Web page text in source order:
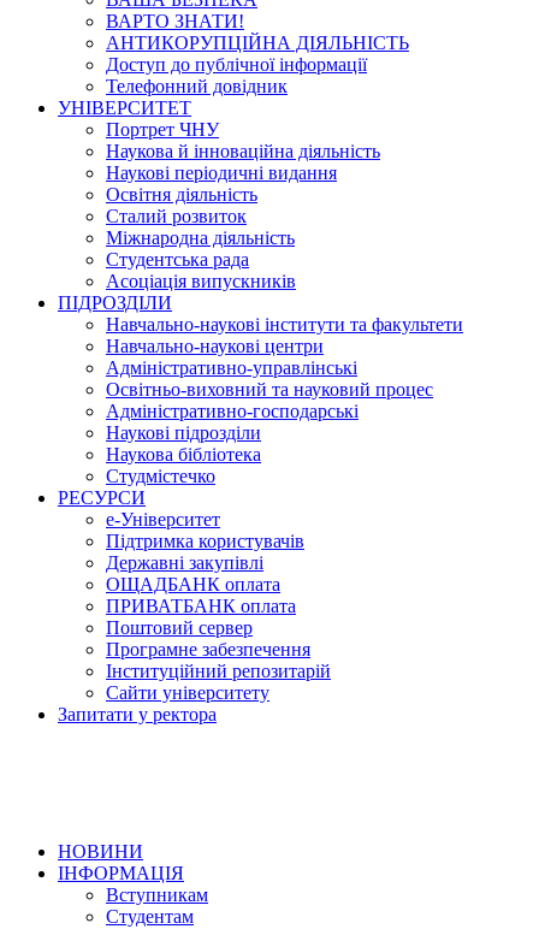
ВАРТО ЗНАТИ!
АНТИКОРУПЦІЙНА ДІЯЛЬНІСТЬ
Доступ до публічної інформації
Телефонний довідник
УНІВЕРСИТЕТ
Портрет ЧНУ
Наукова й інноваційна діяльність
Наукові періодичні видання
Освітня діяльність
Сталий розвиток
Міжнародна діяльність
Студентська рада
Асоціація випускників
ПІДРОЗДІЛИ
Навчально-наукові інститути та факультети
Навчально-наукові центри
Адміністративно-управлінські
Освітньо-виховний та науковий процес
Адміністративно-господарські
Наукові підрозділи
Наукова бібліотека
Студмістечко
РЕСУРСИ
е-Університет
Підтримка користувачів
Державні закупівлі
ОЩАДБАНК оплата
ПРИВАТБАНК оплата
Поштовий сервер
Програмне забезпечення
Інституційний репозитарій
Сайти університету
Запитати у ректора
НОВИНИ
ІНФОРМАЦІЯ
Вступникам
Студентам